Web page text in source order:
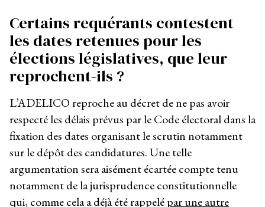
Certains requérants contestent
les dates retenues pour les
élections législatives, que leur
reprochent-ils ?
L’ADELICO reproche au décret de ne pas avoir
respecté les délais prévus par le Code électoral dans la
fixation des dates organisant le scrutin notamment
sur le dépôt des candidatures. Une telle
argumentation sera aisément écartée compte tenu
notamment de la jurisprudence constitutionnelle
qui, comme cela a déjà été rappelépar une autre